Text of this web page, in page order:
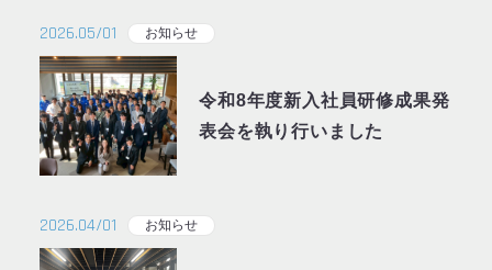
2026.05/01 お知らせ
令和8年度新入社員研修成果発
表会を執り行いました
2026.04/01 お知らせ